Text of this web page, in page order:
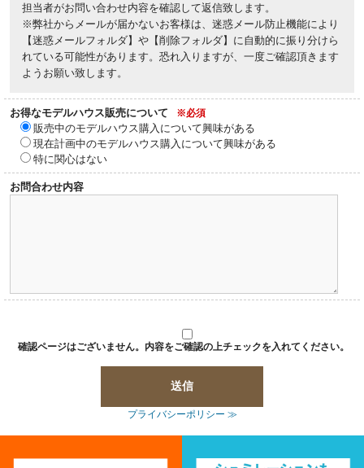
担当者がお問い合わせ内容を確認して返信致します。
※弊社からメールが届かないお客様は、迷惑メール防止機能により
【迷惑メールフォルダ】や【削除フォルダ】に自動的に振り分けら
れている可能性があります。恐れ入りますが、一度ご確認頂きます
ようお願い致します。
お得なモデルハウス販売について ※必須
販売中のモデルハウス購入について興味がある
現在計画中のモデルハウス購入について興味がある
特に関心はない
お問合わせ内容
確認ページはございません。内容をご確認の上チェックを入れてください。
プライバシーポリシー ≫